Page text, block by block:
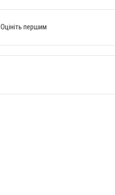
Оцініть першим